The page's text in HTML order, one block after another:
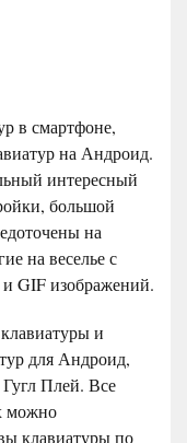
в смартфоне,
на Андроид.
интересный
большой
на
на веселье с
GIF изображений.
и
для Андроид,
Гугл Плей. Все
можно
клавиатуры по